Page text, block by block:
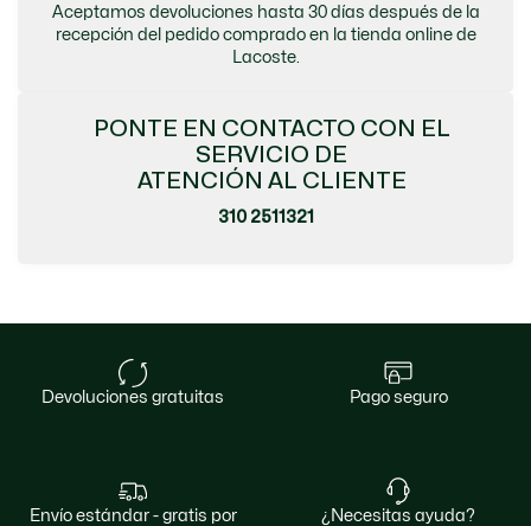
Aceptamos devoluciones hasta 30 días después de la
recepción del pedido comprado en la tienda online de
Lacoste.
PONTE EN CONTACTO CON EL
SERVICIO DE
ATENCIÓN AL CLIENTE
310 2511321
devoluciones gratuitas pago seguro
envío estándar - gratis por
¿necesitas ayuda?